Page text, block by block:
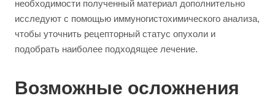
необходимости полученный материал дополнительно
исследуют с помощью иммуногистохимического анализа,
чтобы уточнить рецепторный статус опухоли и
подобрать наиболее подходящее лечение.
Возможные осложнения